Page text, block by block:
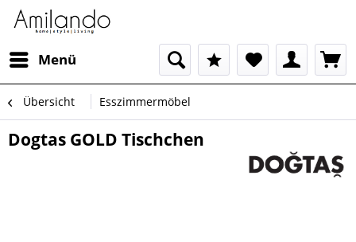
Menü
Übersicht Esszimmermöbel
Dogtas GOLD Tischchen